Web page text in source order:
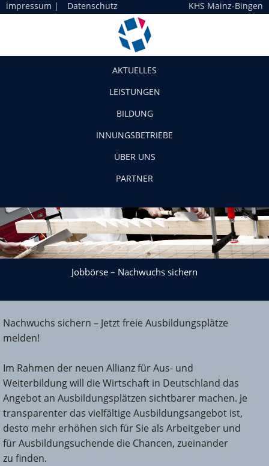
impressum | Datenschutz KHS Mainz-Bingen
AKTUELLES
LEISTUNGEN
BILDUNG
INNUNGSBETRIEBE
ÜBER UNS
PARTNER
Jobbörse – Nachwuchs sichern
Nachwuchs sichern – Jetzt freie Ausbildungsplätze
melden!
Im Rahmen der neuen Allianz für Aus- und
Weiterbildung will die Wirtschaft in Deutschland das
Angebot an Ausbildungsplätzen sichtbarer machen. Je
transparenter das vielfältige Ausbildungsangebot ist,
desto mehr erhöhen sich für Sie als Arbeitgeber und
für Ausbildungsuchende die Chancen, zueinander
zu finden.